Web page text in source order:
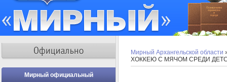
Мирный официальный
Мирный Архангельской области
ХОККЕЮ С МЯЧОМ СРЕДИ